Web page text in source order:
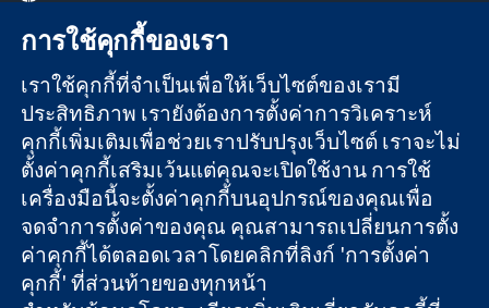
หลักฐานที่เชื่อถือ
ได้
สู่การตัดสินใจ
อย่างมีข้อมูล
เพื่อสุขภาพที่ดีขึ้น
London
United Kingdom
About us
ตำแหน่งงาน
Cochrane
Library
The Cochrane Collaboration เป็นองค์กรการกุศล (เลขที่ 1045921)
และบริษัทจำกัดโดยการค้ำประกัน (เลขที่ 03044323) ที่จดทะเบียน
ในอังกฤษและเวลส์ หมายเลขจดทะเบียนภาษีมูลค่าเพิ่ม GB 718
การใช้คุกกี้ของเรา
เราใช้คุกกี้ที่จำเป็นเพื่อให้เว็บไซต์ของเรามี
ประสิทธิภาพ เรายังต้องการตั้งค่าการวิเคราะห์
คุกกี้เพิ่มเติมเพื่อช่วยเราปรับปรุงเว็บไซต์ เราจะไม่
ตั้งค่าคุกกี้เสริมเว้นแต่คุณจะเปิดใช้งาน การใช้
เครื่องมือนี้จะตั้งค่าคุกกี้บนอุปกรณ์ของคุณเพื่อ
จดจำการตั้งค่าของคุณ คุณสามารถเปลี่ยนการตั้ง
ค่าคุกกี้ได้ตลอดเวลาโดยคลิกที่ลิงก์ 'การตั้งค่า
คุกกี้' ที่ส่วนท้ายของทุกหน้า